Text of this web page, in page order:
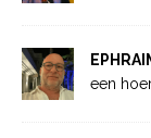
een